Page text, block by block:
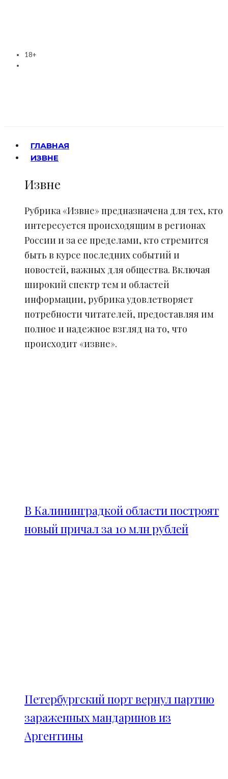
18+
ГЛАВНАЯ
ИЗВНЕ
Извне
Рубрика «Извне» предназначена для тех, кто
интересуется происходящим в регионах
России и за ее пределами, кто стремится
быть в курсе последних событий и
новостей, важных для общества. Включая
широкий спектр тем и областей
информации, рубрика удовлетворяет
потребности читателей, предоставляя им
полное и надежное взгляд на то, что
происходит «извне».
В Калининградкой области построят
новый причал за 10 млн рублей
Петербургский порт вернул партию
зараженных мандаринов из
Аргентины